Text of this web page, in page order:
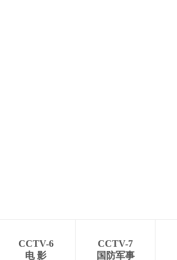
CCTV-6
电 影
CCTV-7
国防军事